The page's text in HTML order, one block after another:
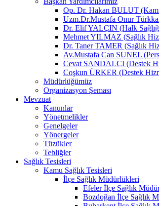
Op. Dr. Hakan BULUT
Uzm.Dr.Mustafa Onur
Dr. Elif YALÇIN (Halk
Mehmet YILMAZ (Sağlık
Dr. Taner TAMER (Sağlık
Av.Mustafa Can SUNEL
Cevat SANDALCI (Destek
Coşkun ÜRKER (Destek
Müdürlüğümüz
Organizasyon Şeması
Mevzuat
Kanunlar
Yönetmelikler
Genelgeler
Yönergeler
Tüzükler
Tebliğler
Sağlık Tesisleri
Kamu Sağlık Tesisleri
İlçe Sağlık Müdürlükleri
Efeler İlçe Sağlık
Bozdoğan İlçe Sağlık